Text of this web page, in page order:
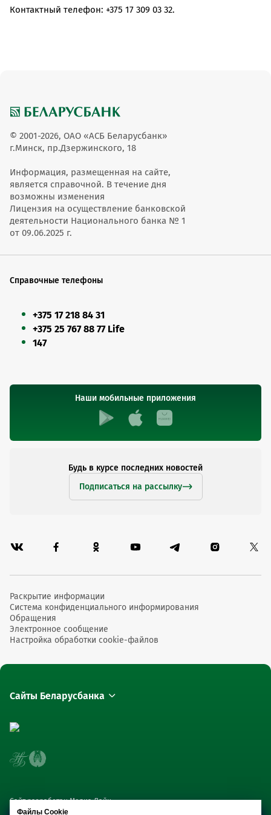
Контактный телефон: +375 17 309 03 32.
© 2001-2026, ОАО «АСБ Беларусбанк»
г.Минск, пр.Дзержинского, 18
Информация, размещенная на сайте,
является справочной. В течение дня
возможны изменения
Лицензия на осуществление банковской
деятельности Национального банка № 1
от 09.06.2025 г.
Справочные телефоны
+375 17 218 84 31
+375 25 767 88 77 Life
147
Наши мобильные приложения
Будь в курсе последних новостей
Подписаться на рассылку
Раскрытие информации
Система конфиденциального информирования
Обращения
Электронное сообщение
Настройка обработки cookie-файлов
Сайты Беларусбанка
Сайт разработан Медиа Лайн
Файлы Cookie